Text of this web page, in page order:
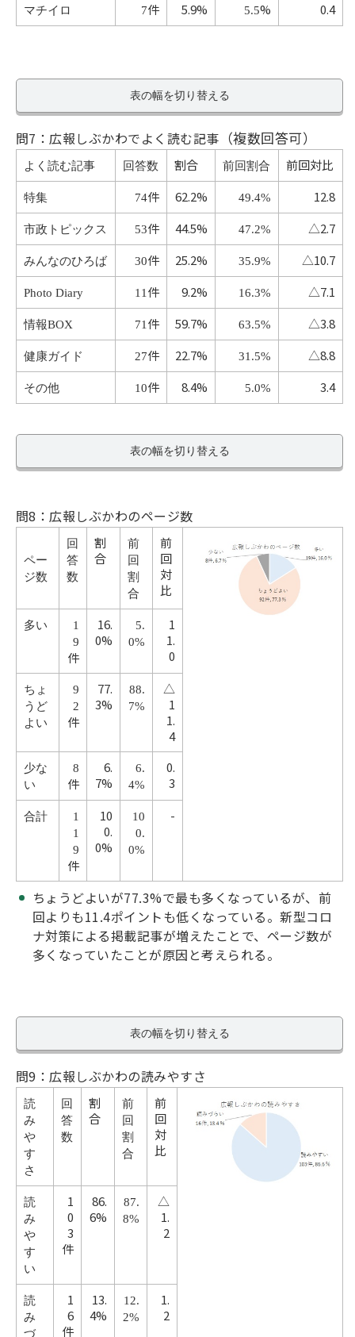
マチイロ 7件 5.9% 5.5% 0.4
表の幅を切り替える
問7：広報しぶかわでよく読む記事 （複数回答可）
よく読む記事 回答数 割合 前回割合 前回対比
特集 74件 62.2% 49.4% 12.8
市政トピックス 53件 44.5% 47.2% △2.7
みんなのひろば 30件 25.2% 35.9% △10.7
Photo Diary 11 件 9.2% 16.3% △7.1
情報BOX 71 件 59.7% 63.5% △3.8
健康ガイド 27件 22.7% 31.5% △8.8
その他 10件 8.4% 5.0% 3.4
表の幅を切り替える
問8：広報しぶかわのページ数
ペー
ジ数
回
答
数
割
合
前
回
割
合
前
回
対
比
多い
1
9
件
16.
0%
5.
0%
1
1.
0
ちょ
うど
よい
9
2
件
77.
3%
88.
7%
△
1
1.
4
少な
い
8
件
6.
7%
6.
4%
0.
3
合計
1
1
9
件
10
0.
0%
10
0.
0%
-
ちょうどよいが77.3%で最も多くなっているが、前
回よりも11.4ポイントも低くなっている。新型コロ
ナ対策による掲載記事が増えたことで、ページ数が
多くなっていたことが原因と考えられる。
表の幅を切り替える
問9：広報しぶかわの読みやすさ
読
み
や
す
さ
回
答
数
割
合
前
回
割
合
前
回
対
比
読
み
や
す
い
1
0
3
件
86.
6%
87.
8%
△
1.
2
読
み
づ
1
6
件
13.
4%
12.
2%
1.
2